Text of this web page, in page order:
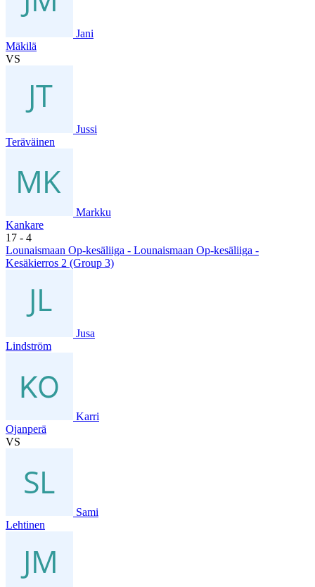
Jani
Mäkilä
VS
Jussi
Teräväinen
Markku
Kankare
17 - 4
Lounaismaan Op-kesäliiga - Lounaismaan Op-kesäliiga -
Kesäkierros 2 (Group 3)
Jusa
Lindström
Karri
Ojanperä
VS
Sami
Lehtinen